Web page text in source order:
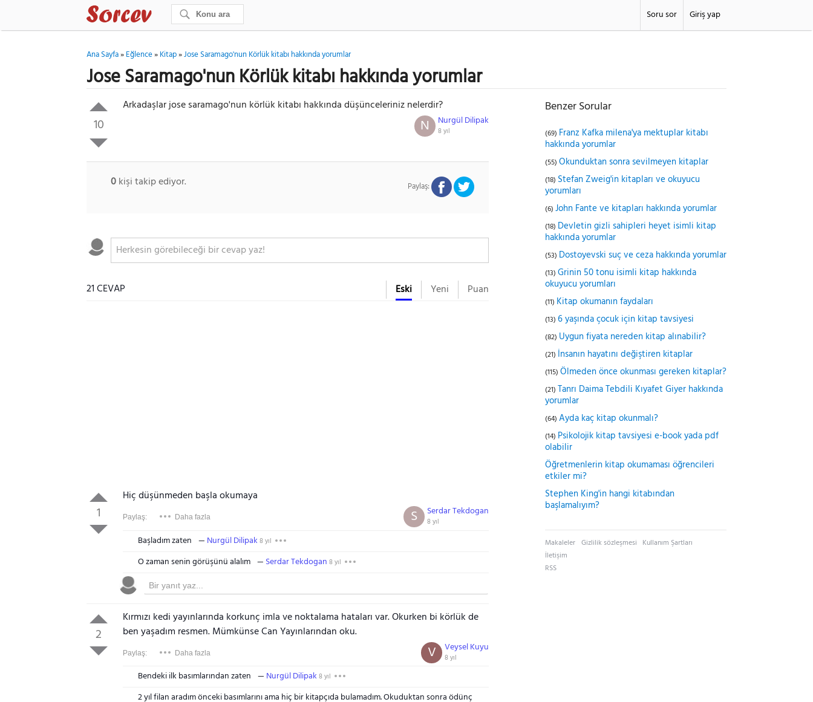
Giriş yap
Soru sor
Ana Sayfa»Eğlence»Kitap»Jose Saramago'nun Körlük kitabı hakkında yorumlar
Jose Saramago'nun Körlük kitabı hakkında yorumlar
10
Arkadaşlar jose saramago'nun körlük kitabı hakkında düşünceleriniz nelerdir?
Nurgül Dilipak
8 yıl
N
0kişi takip ediyor. Paylaş:
21 CEVAP Eski Yeni Puan
1
Hiç düşünmeden başla okumaya
Paylaş: Daha fazla Serdar Tekdogan
8 yıl
S
Başladım zaten Nurgül Dilipak 8 yıl
O zaman senin görüşünü alalım Serdar Tekdogan 8 yıl
2
Kırmızı kedi yayınlarında korkunç imla ve noktalama hataları var. Okurken bi körlük de
ben yaşadım resmen. Mümkünse Can Yayınlarından oku.
Paylaş: Daha fazla Veysel Kuyu
8 yıl
V
Bendeki ilk basımlarından zaten Nurgül Dilipak 8 yıl
2 yıl filan aradım önceki basımlarını ama hiç bir kitapçıda bulamadım. Okuduktan sonra ödünç
Benzer Sorular
(69) Franz Kafka milena'ya mektuplar kitabı
hakkında yorumlar
(55) Okunduktan sonra sevilmeyen kitaplar
(18) Stefan Zweig'in kitapları ve okuyucu
yorumları
(6) John Fante ve kitapları hakkında yorumlar
(18) Devletin gizli sahipleri heyet isimli kitap
hakkında yorumlar
(53) Dostoyevski suç ve ceza hakkında yorumlar
(13) Grinin 50 tonu isimli kitap hakkında
okuyucu yorumları
(11) Kitap okumanın faydaları
(13) 6 yaşında çocuk için kitap tavsiyesi
(82) Uygun fiyata nereden kitap alınabilir?
(21) İnsanın hayatını değiştiren kitaplar
(115) Ölmeden önce okunması gereken kitaplar?
(21) Tanrı Daima Tebdili Kıyafet Giyer hakkında
yorumlar
(64) Ayda kaç kitap okunmalı?
(14) Psikolojik kitap tavsiyesi e-book yada pdf
olabilir
Öğretmenlerin kitap okumaması öğrencileri
etkiler mi?
Stephen King'in hangi kitabından
başlamalıyım?
Makaleler Gizlilik sözleşmesi Kullanım Şartları
İletişim
RSS